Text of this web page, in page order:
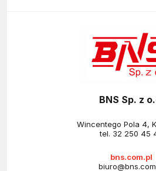
BNS Sp. z
Wincentego Pola 4,
tel. 32 250 45
bns.com.pl